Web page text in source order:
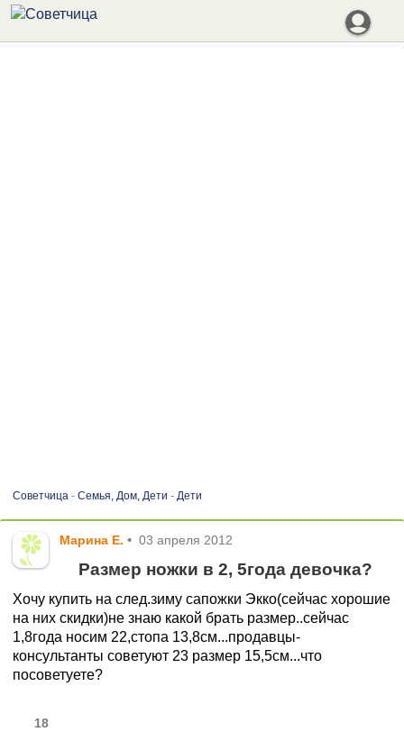
Советчица- Семья, Дом, Дети - Дети
Марина Е. • 03 апреля 2012
Размер ножки в 2, 5года девочка?
Хочу купить на след.зиму сапожки Экко(сейчас хорошие
на них скидки)не знаю какой брать размер..сейчас
1,8года носим 22,стопа 13,8см...продавцы-
консультанты советуют 23 размер 15,5см...что
посоветуете?
18